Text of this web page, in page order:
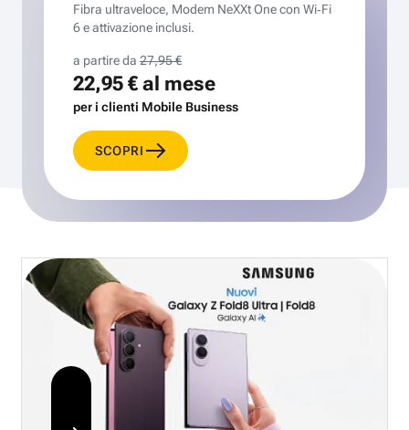
Fibra ultraveloce, Modem NeXXt One con Wi‑Fi
6 e attivazione inclusi.
a partire da 27,95 €
22,95 €al mese
per i clienti Mobile Business
SCOPRI